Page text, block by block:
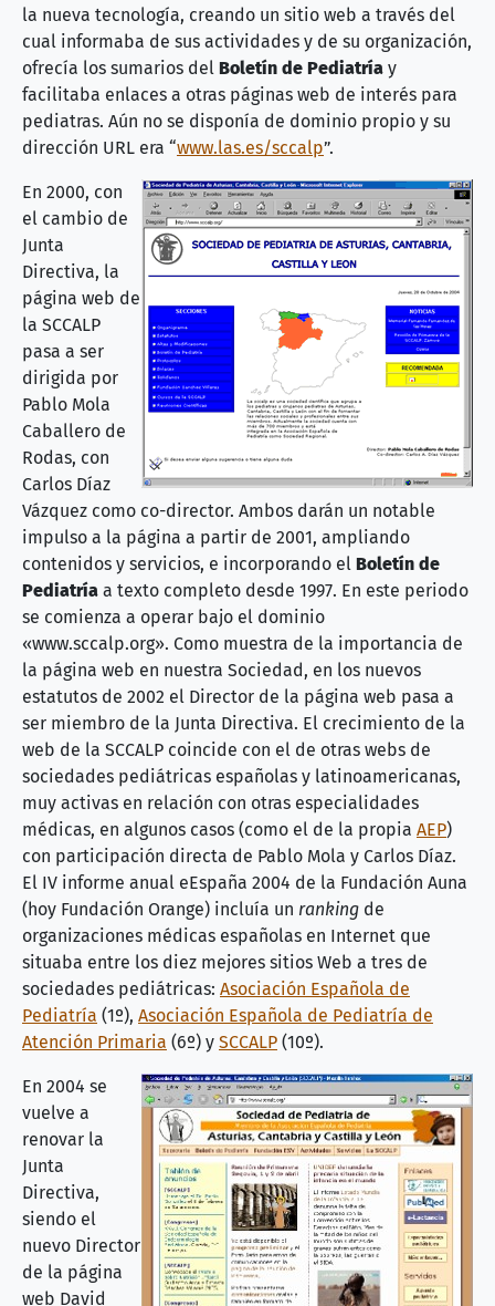
la nueva tecnología, creando un sitio web a través del
cual informaba de sus actividades y de su organización,
ofrecía los sumarios del Boletín de Pediatría y
facilitaba enlaces a otras páginas web de interés para
pediatras. Aún no se disponía de dominio propio y su
dirección URL era “www.las.es/sccalp”.
En 2000, con
el cambio de
Junta
Directiva, la
página web de
la SCCALP
pasa a ser
dirigida por
Pablo Mola
Caballero de
Rodas, con
Carlos Díaz
Vázquez como co-director. Ambos darán un notable
impulso a la página a partir de 2001, ampliando
contenidos y servicios, e incorporando el Boletín de
Pediatría a texto completo desde 1997. En este periodo
se comienza a operar bajo el dominio
«www.sccalp.org». Como muestra de la importancia de
la página web en nuestra Sociedad, en los nuevos
estatutos de 2002 el Director de la página web pasa a
ser miembro de la Junta Directiva. El crecimiento de la
web de la SCCALP coincide con el de otras webs de
sociedades pediátricas españolas y latinoamericanas,
muy activas en relación con otras especialidades
médicas, en algunos casos (como el de la propia AEP)
con participación directa de Pablo Mola y Carlos Díaz.
El IV informe anual eEspaña 2004 de la Fundación Auna
(hoy Fundación Orange) incluía un ranking de
organizaciones médicas españolas en Internet que
situaba entre los diez mejores sitios Web a tres de
sociedades pediátricas: Asociación Española de
Pediatría (1º), Asociación Española de Pediatría de
Atención Primaria (6º) y SCCALP (10º).
En 2004 se
vuelve a
renovar la
Junta
Directiva,
siendo el
nuevo Director
de la página
web David